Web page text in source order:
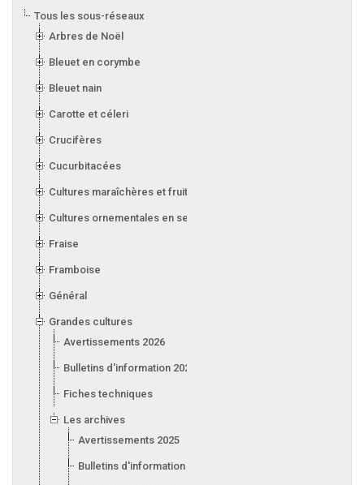
Tous les sous-réseaux
Arbres de Noël
Bleuet en corymbe
Bleuet nain
Carotte et céleri
Crucifères
Cucurbitacées
Cultures maraîchères et fruitières en serre
Cultures ornementales en serre
Fraise
Framboise
Général
Grandes cultures
Avertissements 2026
Bulletins d'information 2026
Fiches techniques
Les archives
Avertissements 2025
Bulletins d'information 2025